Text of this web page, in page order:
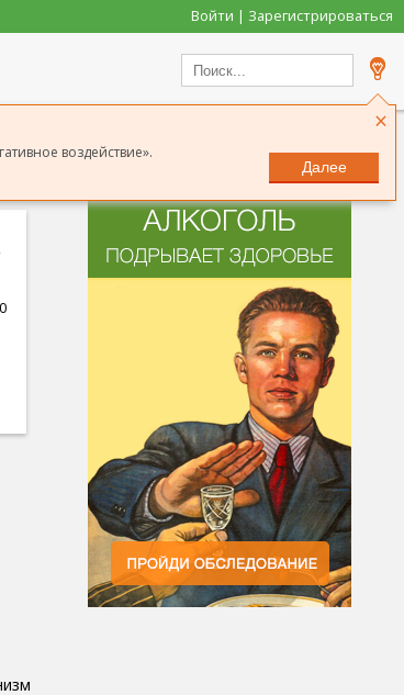
Войти | Зарегистрироваться
×
воздействие».
Далее